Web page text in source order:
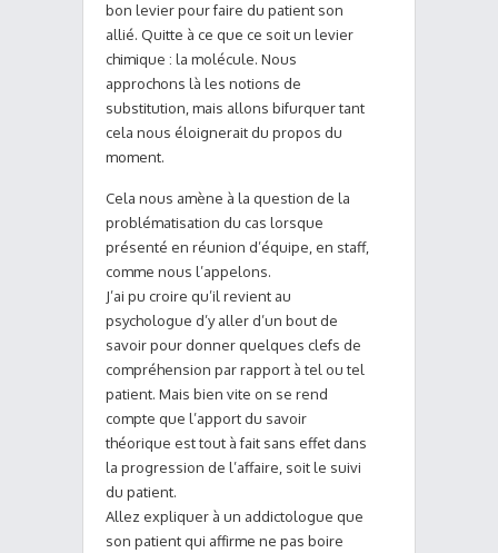
bon levier pour faire du patient son
allié. Quitte à ce que ce soit un levier
chimique : la molécule. Nous
approchons là les notions de
substitution, mais allons bifurquer tant
cela nous éloignerait du propos du
moment.
Cela nous amène à la question de la
problématisation du cas lorsque
présenté en réunion d’équipe, en staff,
comme nous l’appelons.
J’ai pu croire qu’il revient au
psychologue d’y aller d’un bout de
savoir pour donner quelques clefs de
compréhension par rapport à tel ou tel
patient. Mais bien vite on se rend
compte que l’apport du savoir
théorique est tout à fait sans effet dans
la progression de l’affaire, soit le suivi
du patient.
Allez expliquer à un addictologue que
son patient qui affirme ne pas boire